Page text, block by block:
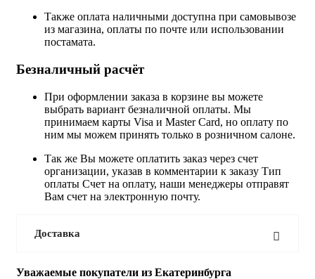
Также оплата наличными доступна при самовывозе
из магазина, оплаты по почте или использовании
постамата.
Безналичный расчёт
При оформлении заказа в корзине вы можете
выбрать вариант безналичной оплаты. Мы
принимаем карты Visa и Master Card, но оплату по
ним мы можем принять только в розничном салоне.
Так же Вы можете оплатить заказ через счет
организации, указав в комментарии к заказу Тип
оплаты Счет на оплату, наши менеджеры отправят
Вам счет на электронную почту.
Доставка
Уважаемые покупатели из Екатеринбурга